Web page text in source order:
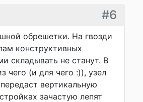
#6
обрешетки. На гвозди
конструктивных
складывать не станут. В
чего (и для чего :)), узел
вертикальную
зачастую лепят